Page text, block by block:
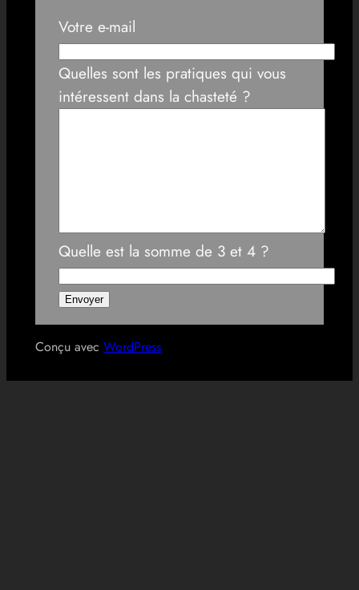
Votre e-mail
Quelles sont les pratiques qui vous
intéressent dans la chasteté ?
Quelle est la somme de 3 et 4 ?
Conçu avec WordPress